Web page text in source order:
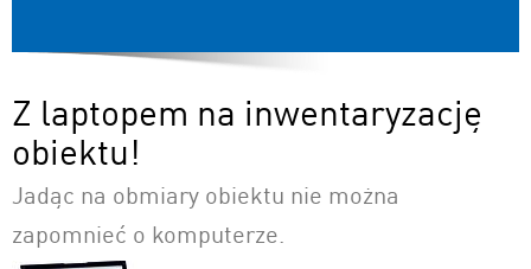
Z laptopem na inwentaryzację
obiektu!
Jadąc na obmiary obiektu nie można
zapomnieć o komputerze.